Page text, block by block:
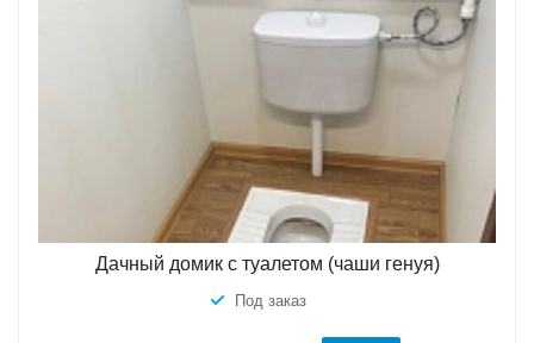
Дачный домик с туалетом (чаши генуя)
Под заказ